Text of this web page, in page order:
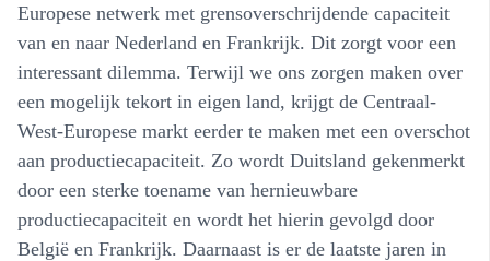
Europese netwerk met grensoverschrijdende capaciteit
van en naar Nederland en Frankrijk. Dit zorgt voor een
interessant dilemma. Terwijl we ons zorgen maken over
een mogelijk tekort in eigen land, krijgt de Centraal-
West-Europese markt eerder te maken met een overschot
aan productiecapaciteit. Zo wordt Duitsland gekenmerkt
door een sterke toename van hernieuwbare
productiecapaciteit en wordt het hierin gevolgd door
België en Frankrijk. Daarnaast is er de laatste jaren in